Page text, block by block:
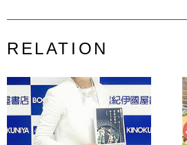
RELATION